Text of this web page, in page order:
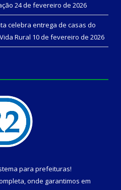
24 de fevereiro de 2026
celebra entrega de casas do
Rural 10 de fevereiro de 2026
para prefeituras!
onde garantimos em